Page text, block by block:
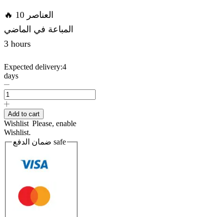
🔥 10 العناصر
المباعة في الماضي
3 hours
Expected delivery:4
days
POLYCAR
Polish
Pasta
450ml
quantity
Add to cart
Wishlist Please, enable
Wishlist.
safe